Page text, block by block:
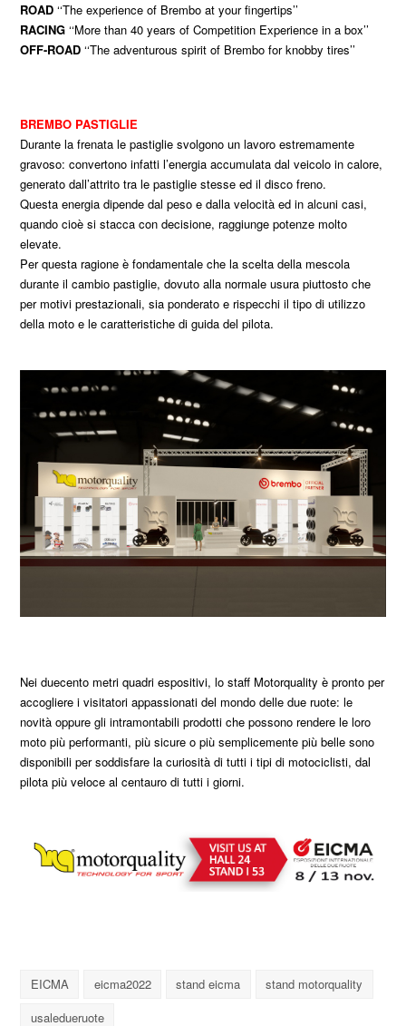
ROAD ‘‘The experience of Brembo at your fingertips’’
RACING ‘‘More than 40 years of Competition Experience in a box’’
OFF-ROAD ‘‘The adventurous spirit of Brembo for knobby tires’’
BREMBO PASTIGLIE
Durante la frenata le pastiglie svolgono un lavoro estremamente
gravoso: convertono infatti l’energia accumulata dal veicolo in calore,
generato dall’attrito tra le pastiglie stesse ed il disco freno.
Questa energia dipende dal peso e dalla velocità ed in alcuni casi,
quando cioè si stacca con decisione, raggiunge potenze molto
elevate.
Per questa ragione è fondamentale che la scelta della mescola
durante il cambio pastiglie, dovuto alla normale usura piuttosto che
per motivi prestazionali, sia ponderato e rispecchi il tipo di utilizzo
della moto e le caratteristiche di guida del pilota.
Nei duecento metri quadri espositivi, lo staff Motorquality è pronto per
accogliere i visitatori appassionati del mondo delle due ruote: le
novità oppure gli intramontabili prodotti che possono rendere le loro
moto più performanti, più sicure o più semplicemente più belle sono
disponibili per soddisfare la curiosità di tutti i tipi di motociclisti, dal
pilota più veloce al centauro di tutti i giorni.
EICMA eicma2022 stand eicma
stand motorquality
usaledueruote